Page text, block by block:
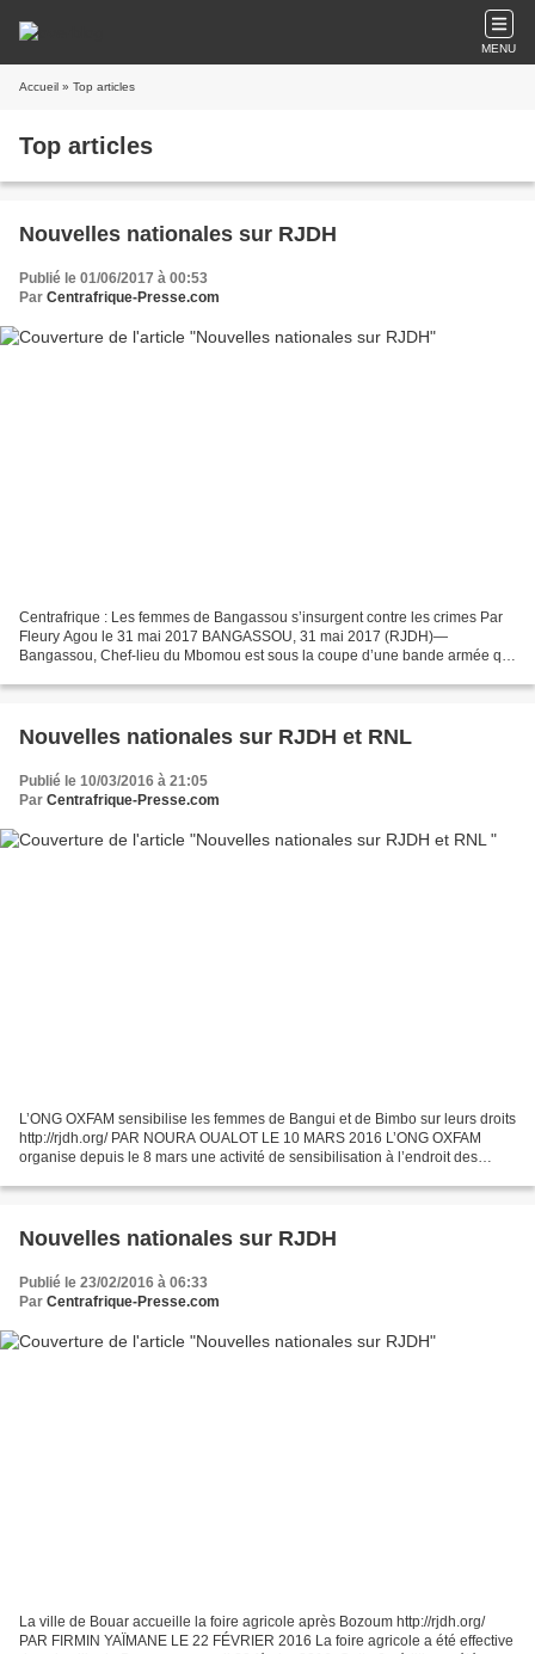
MENU
Accueil » Top articles
Top articles
Nouvelles nationales sur RJDH
Publié le 01/06/2017 à 00:53
Par Centrafrique-Presse.com
Centrafrique : Les femmes de Bangassou s’insurgent contre les crimes Par
Fleury Agou le 31 mai 2017 BANGASSOU, 31 mai 2017 (RJDH)—
Bangassou, Chef-lieu du Mbomou est sous la coupe d’une bande armée qui
Nouvelles nationales sur RJDH et RNL
Publié le 10/03/2016 à 21:05
Par Centrafrique-Presse.com
L’ONG OXFAM sensibilise les femmes de Bangui et de Bimbo sur leurs droits
http://rjdh.org/ PAR NOURA OUALOT LE 10 MARS 2016 L’ONG OXFAM
organise depuis le 8 mars une activité de sensibilisation à l’endroit des
Nouvelles nationales sur RJDH
Publié le 23/02/2016 à 06:33
Par Centrafrique-Presse.com
La ville de Bouar accueille la foire agricole après Bozoum http://rjdh.org/
PAR FIRMIN YAÏMANE LE 22 FÉVRIER 2016 La foire agricole a été effective